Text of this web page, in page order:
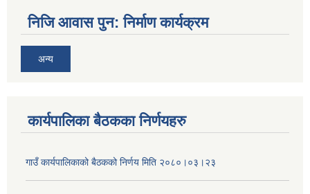
निजि आवास पुन: निर्माण कार्यक्रम
अन्य
कार्यपालिका बैठकका निर्णयहरु
गाउँ कार्यपालिकाको बैठकको निर्णय मिति २०८०।०३।२३